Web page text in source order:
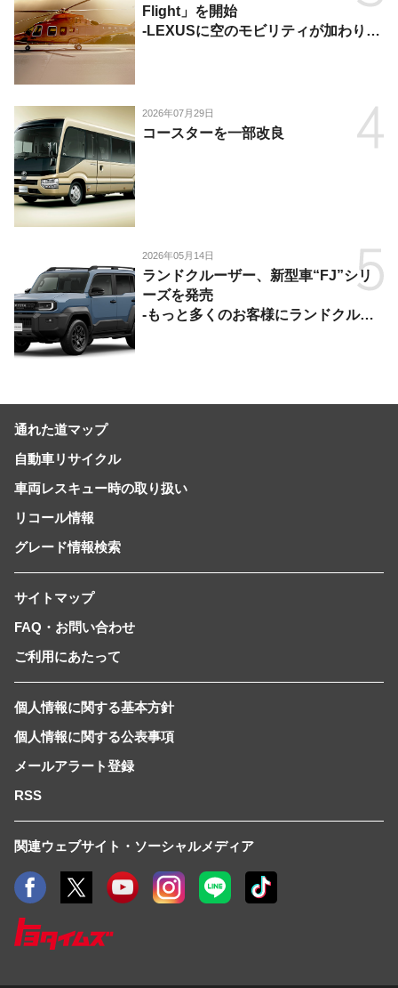
Flight」を開始
-LEXUSに空のモビリティが加わり、
2026年07月29日
コースターを一部改良
2026年05月14日
ランドクルーザー、新型車“FJ”シリ
ーズを発売
-もっと多くのお客様にランドクルー
通れた道マップ
自動車リサイクル
車両レスキュー時の取り扱い
リコール情報
グレード情報検索
サイトマップ
FAQ・お問い合わせ
ご利用にあたって
個人情報に関する基本方針
個人情報に関する公表事項
メールアラート登録
RSS
関連ウェブサイト・ソーシャルメディア